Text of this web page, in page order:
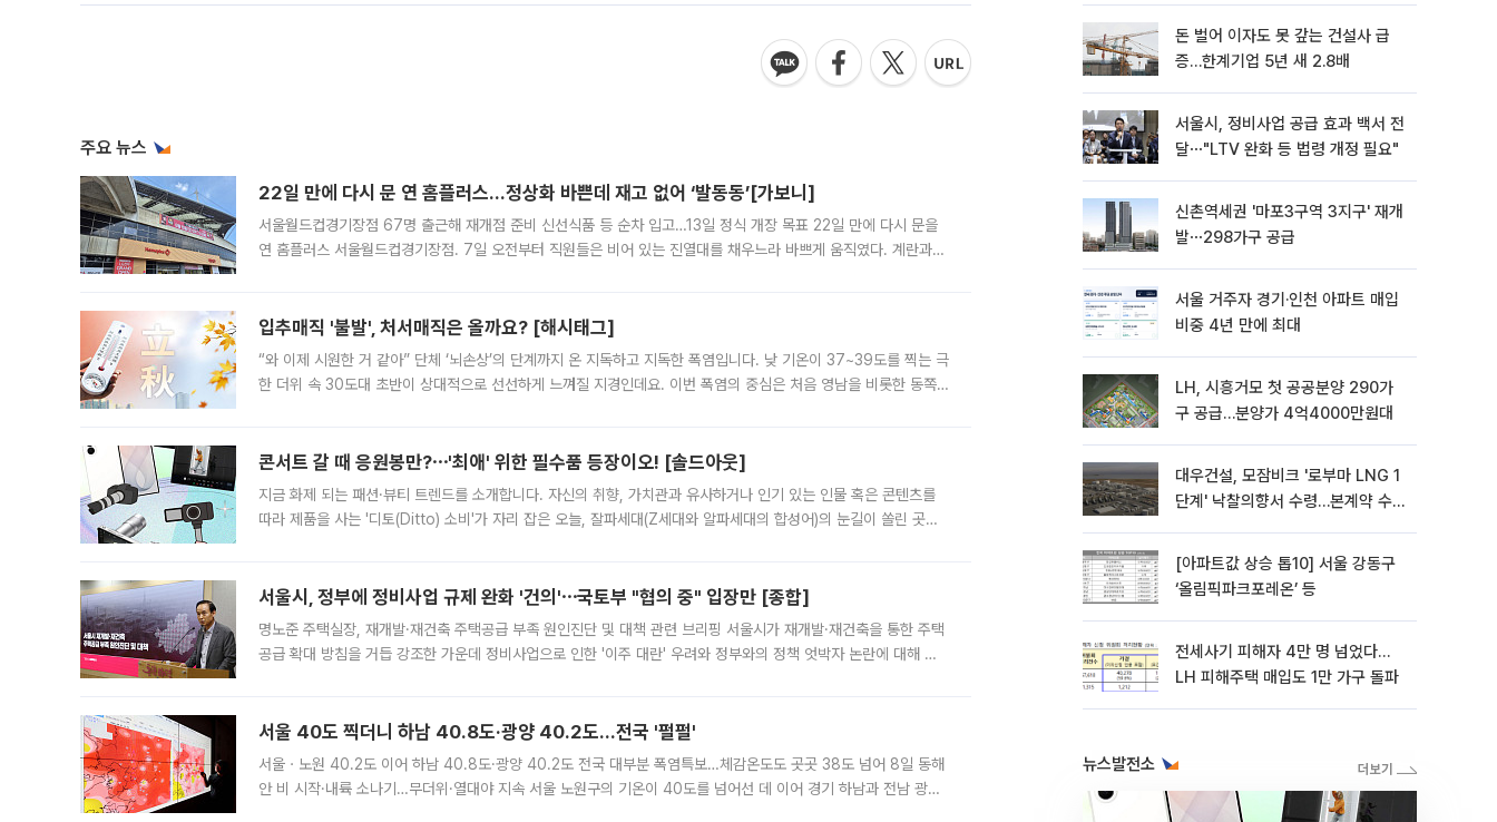
주요 뉴스
22일 만에 다시 문 연 홈플러스…정상화 바쁜데 재고 없어 ‘발동동’[가보니]
서울월드컵경기장점 67명 출근해 재개점 준비 신선식품 등 순차 입고…13일 정식 개장 목표 22일 만에 다시 문을
연 홈플러스 서울월드컵경기장점. 7일 오전부터 직원들은 비어 있는 진열대를 채우느라 바쁘게 움직였다. 계란과
입추매직 '불발', 처서매직은 올까요? [해시태그]
“와 이제 시원한 거 같아” 단체 ‘뇌손상’의 단계까지 온 지독하고 지독한 폭염입니다. 낮 기온이 37~39도를 찍는 극
한 더위 속 30도대 초반이 상대적으로 선선하게 느껴질 지경인데요. 이번 폭염의 중심은 처음 영남을 비롯한 동쪽
콘서트 갈 때 응원봉만?⋯'최애' 위한 필수품 등장이오! [솔드아웃]
지금 화제 되는 패션·뷰티 트렌드를 소개합니다. 자신의 취향, 가치관과 유사하거나 인기 있는 인물 혹은 콘텐츠를
따라 제품을 사는 '디토(Ditto) 소비'가 자리 잡은 오늘, 잘파세대(Z세대와 알파세대의 합성어)의 눈길이 쏠린 곳은
서울시, 정부에 정비사업 규제 완화 '건의'⋯국토부 "협의 중" 입장만 [종합]
명노준 주택실장, 재개발·재건축 주택공급 부족 원인진단 및 대책 관련 브리핑 서울시가 재개발·재건축을 통한 주택
공급 확대 방침을 거듭 강조한 가운데 정비사업으로 인한 '이주 대란' 우려와 정부와의 정책 엇박자 논란에 대해 정
서울 40도 찍더니 하남 40.8도·광양 40.2도…전국 '펄펄'
서울ㆍ노원 40.2도 이어 하남 40.8도·광양 40.2도 전국 대부분 폭염특보…체감온도도 곳곳 38도 넘어 8일 동해
안 비 시작·내륙 소나기…무더위·열대야 지속 서울 노원구의 기온이 40도를 넘어선 데 이어 경기 하남과 전남 광양
돈 벌어 이자도 못 갚는 건설사 급
증…한계기업 5년 새 2.8배
서울시, 정비사업 공급 효과 백서 전
달⋯"LTV 완화 등 법령 개정 필요"
신촌역세권 '마포3구역 3지구' 재개
발⋯298가구 공급
서울 거주자 경기·인천 아파트 매입
비중 4년 만에 최대
LH, 시흥거모 첫 공공분양 290가
구 공급…분양가 4억4000만원대
대우건설, 모잠비크 '로부마 LNG 1
단계' 낙찰의향서 수령…본계약 수
[아파트값 상승 톱10] 서울 강동구
‘올림픽파크포레온’ 등
전세사기 피해자 4만 명 넘었다…
LH 피해주택 매입도 1만 가구 돌파
뉴스발전소